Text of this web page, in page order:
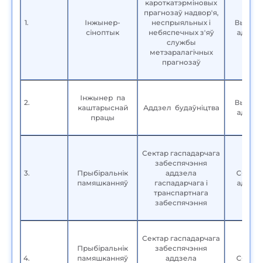
1.
Інжынер-
сіноптык
кароткатэрміновых
прагнозаў надвор'я,
неспрыяльных і
небяспечных з'яў
службы
метэаралагічных
прагнозаў
2.
Інжынер па
каштарыснай
працы
Аддзел будаўніцтва
3.
Прыбіральнік
памяшканняў
Сектар гаспадарчага
забеспячэння
аддзела
гаспадарчага і
транспартнага
забеспячэння
4.
Прыбіральнік
памяшканняў
Сектар гаспадарчага
забеспячэння
аддзела